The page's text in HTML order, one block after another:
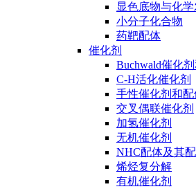
显色底物与化
小分子化合物
药靶配体
催化剂
Buchwald催化
C-H活化催化剂
手性催化剂和配
交叉偶联催化剂
加氢催化剂
无机催化剂
NHC配体及其
烯烃复分解
有机催化剂